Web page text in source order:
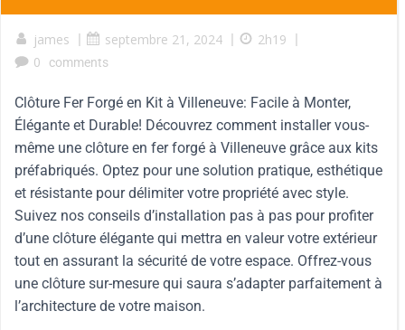
james | septembre 21, 2024 | 2h19 |
0
comments
Clôture Fer Forgé en Kit à Villeneuve: Facile à Monter,
Élégante et Durable! Découvrez comment installer vous-
même une clôture en fer forgé à Villeneuve grâce aux kits
préfabriqués. Optez pour une solution pratique, esthétique
et résistante pour délimiter votre propriété avec style.
Suivez nos conseils d’installation pas à pas pour profiter
d’une clôture élégante qui mettra en valeur votre extérieur
tout en assurant la sécurité de votre espace. Offrez-vous
une clôture sur-mesure qui saura s’adapter parfaitement à
l’architecture de votre maison.